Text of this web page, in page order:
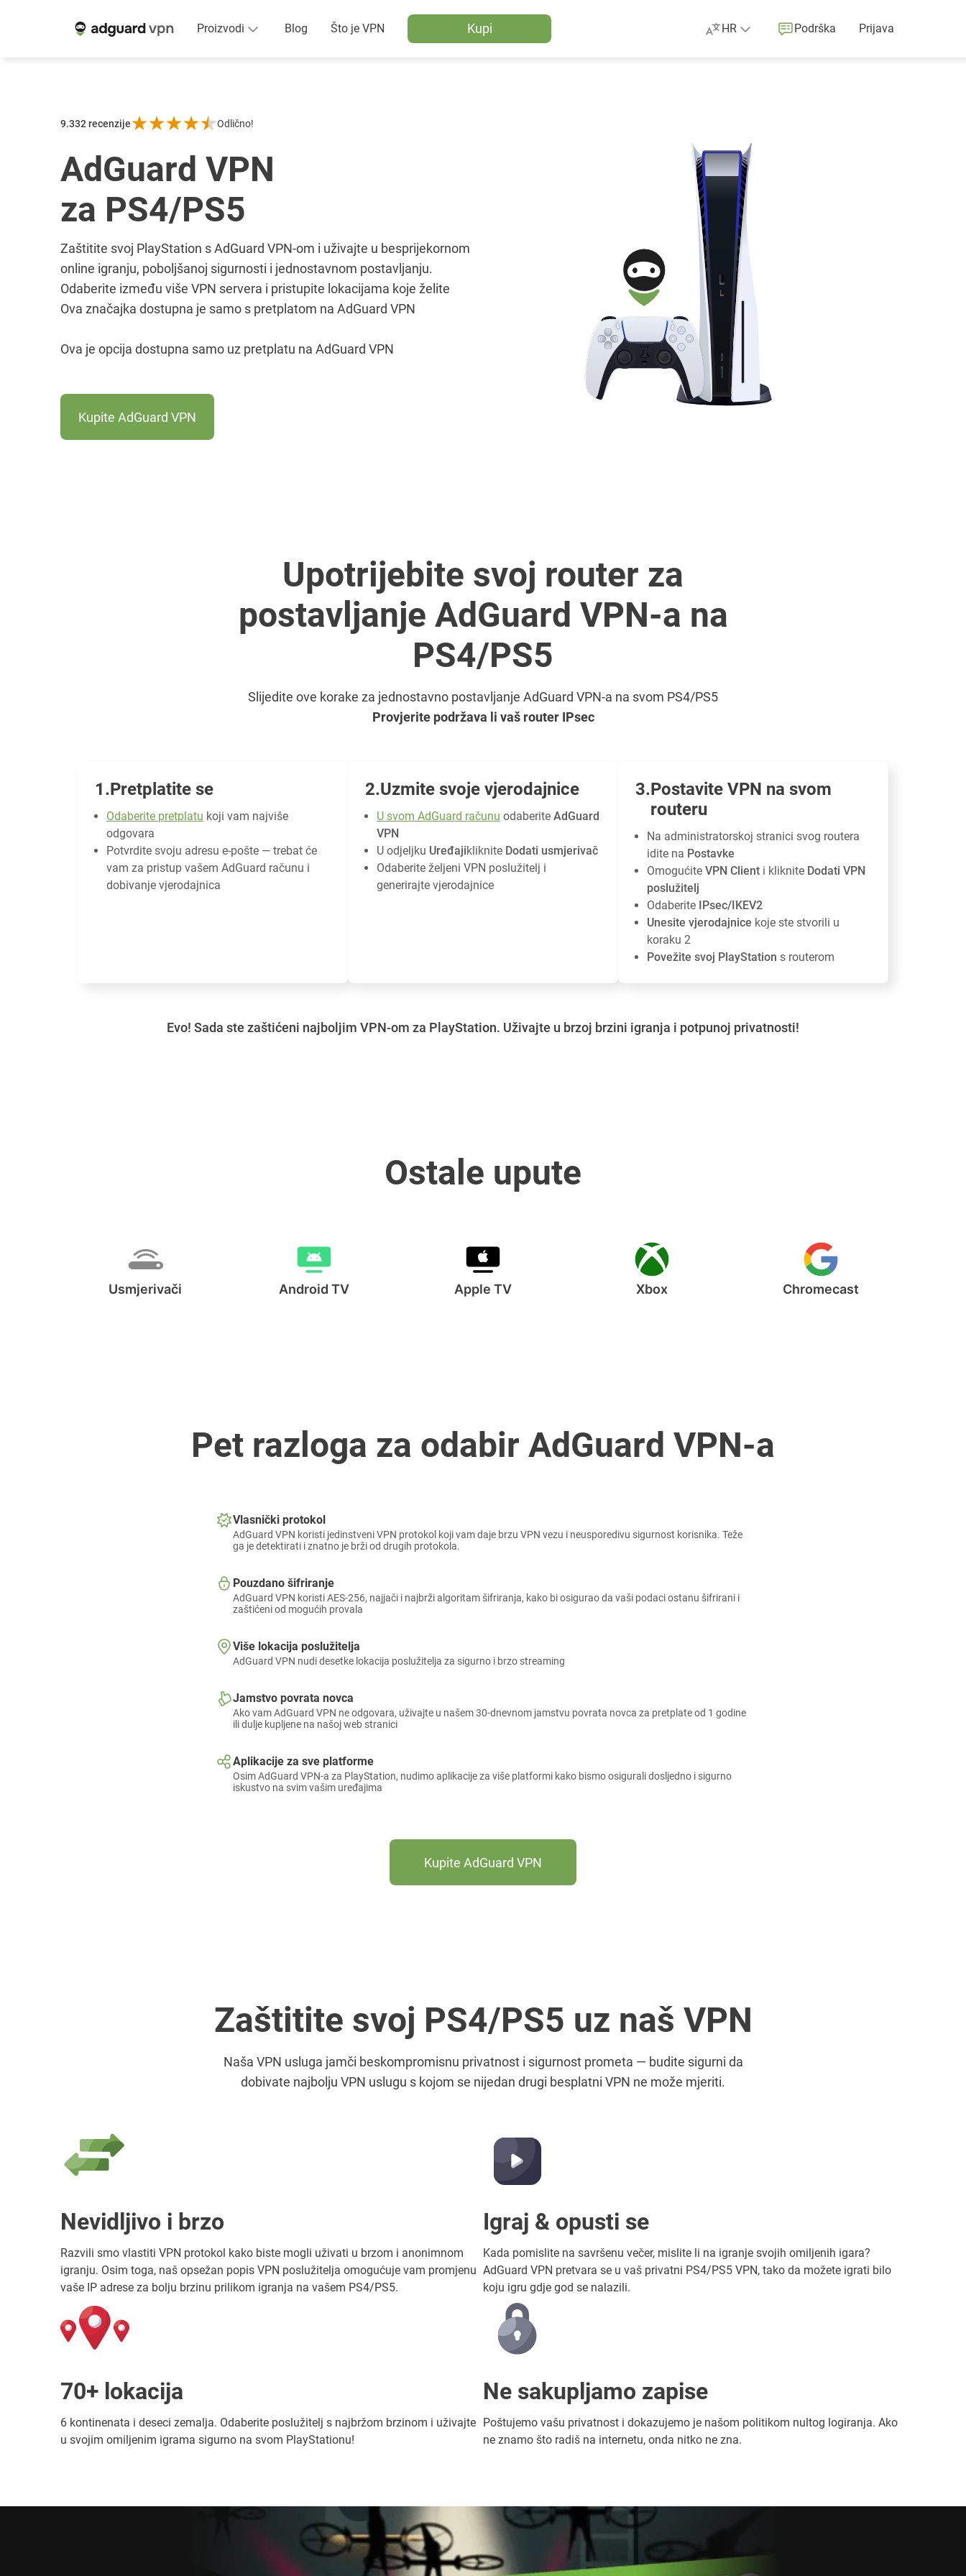
Proizvodi Blog Što je VPN Kupi HR Podrška Prijava
9.332recenzije Odlično!
AdGuard VPN
za PS4/PS5
Zaštitite svoj PlayStation s AdGuard VPN-om i uživajte u besprijekornom
online igranju, poboljšanoj sigurnosti i jednostavnom postavljanju.
Odaberite između više VPN servera i pristupite lokacijama koje želite
Ova značajka dostupna je samo s pretplatom na AdGuard VPN
Ova je opcija dostupna samo uz pretplatu na AdGuard VPN
Kupite AdGuard VPN
Upotrijebite svoj router za
postavljanje AdGuard VPN-a na
PS4/PS5
Slijedite ove korake za jednostavno postavljanje AdGuard VPN-a na svom PS4/PS5
Provjerite podržava li vaš router IPsec
Pretplatite se
Odaberite pretplatu koji vam najviše
odgovara
Potvrdite svoju adresu e-pošte — trebat će
vam za pristup vašem AdGuard računu i
dobivanje vjerodajnica
Uzmite svoje vjerodajnice
U svom AdGuard računu odaberite AdGuard
VPN
U odjeljku Uređajikliknite Dodati usmjerivač
Odaberite željeni VPN poslužitelj i
generirajte vjerodajnice
Postavite VPN na svom
routeru
Na administratorskoj stranici svog routera
idite na Postavke
Omogućite VPN Clienti kliknite Dodati VPN
poslužitelj
Odaberite IPsec/IKEV2
Unesite vjerodajnice koje ste stvorili u
koraku 2
Povežite svoj PlayStation s routerom
Evo! Sada ste zaštićeni najboljim VPN-om za PlayStation. Uživajte u brzoj brzini igranja i potpunoj privatnosti!
Ostale upute
Usmjerivači Android TV Apple TV Xbox Chromecast
Pet razloga za odabir AdGuard VPN-a
Vlasnički protokol
AdGuard VPN koristi jedinstveni VPN protokol koji vam daje brzu VPN vezu i neusporedivu sigurnost korisnika. Teže
ga je detektirati i znatno je brži od drugih protokola.
Pouzdano šifriranje
AdGuard VPN koristi AES-256, najjači i najbrži algoritam šifriranja, kako bi osigurao da vaši podaci ostanu šifrirani i
zaštićeni od mogućih provala
Više lokacija poslužitelja
AdGuard VPN nudi desetke lokacija poslužitelja za sigurno i brzo streaming
Jamstvo povrata novca
Ako vam AdGuard VPN ne odgovara, uživajte u našem 30-dnevnom jamstvu povrata novca za pretplate od 1 godine
ili dulje kupljene na našoj web stranici
Aplikacije za sve platforme
Osim AdGuard VPN-a za PlayStation, nudimo aplikacije za više platformi kako bismo osigurali dosljedno i sigurno
iskustvo na svim vašim uređajima
Kupite AdGuard VPN
Zaštitite svoj PS4/PS5 uz naš VPN
Naša VPN usluga jamči beskompromisnu privatnost i sigurnost prometa — budite sigurni da
dobivate najbolju VPN uslugu s kojom se nijedan drugi besplatni VPN ne može mjeriti.
Nevidljivo i brzo
Razvili smo vlastiti VPN protokol kako biste mogli uživati u brzom i anonimnom
igranju. Osim toga, naš opsežan popis VPN poslužitelja omogućuje vam promjenu
vaše IP adrese za bolju brzinu prilikom igranja na vašem PS4/PS5.
70+ lokacija
6 kontinenata i deseci zemalja. Odaberite poslužitelj s najbržom brzinom i uživajte
u svojim omiljenim igrama sigurno na svom PlayStationu!
Igraj & opusti se
Kada pomislite na savršenu večer, mislite li na igranje svojih omiljenih igara?
AdGuard VPN pretvara se u vaš privatni PS4/PS5 VPN, tako da možete igrati bilo
koju igru gdje god se nalazili.
Ne sakupljamo zapise
Poštujemo vašu privatnost i dokazujemo je našom politikom nultog logiranja. Ako
ne znamo što radiš na internetu, onda nitko ne zna.